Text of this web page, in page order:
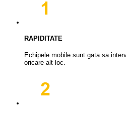
RAPIDITATE
Echipele mobile sunt gata sa
oricare alt loc.